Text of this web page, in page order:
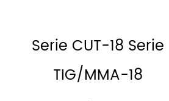
Serie CUT-18 Serie
TIG/MMA-18